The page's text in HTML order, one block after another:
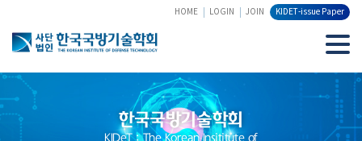
HOME LOGIN JOIN KIDET-issue Paper
한국국방기술학회
KIDeT : The Korean Insititute of